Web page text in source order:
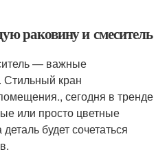
раковину и смеситель
— важные
кран
сегодня в тренде
или просто цветные
будет сочетаться